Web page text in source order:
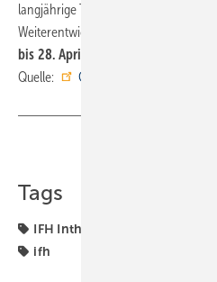
langjährige Treue zahlreicher
Weiterentwicklung der Messe. Die
bis 28. April 2028
Quelle:
GHM
Tags
IFH Intherm
ifh